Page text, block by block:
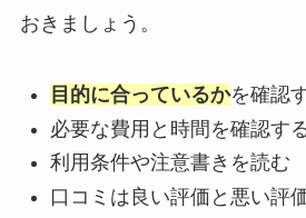
おきましょう。
目的に合っているかを確認
必要な費用と時間を確認す
利用条件や注意書きを読む
口コミは良い評価と悪い評